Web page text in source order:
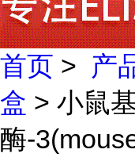
首页 > 产
盒 > 小鼠
酶-